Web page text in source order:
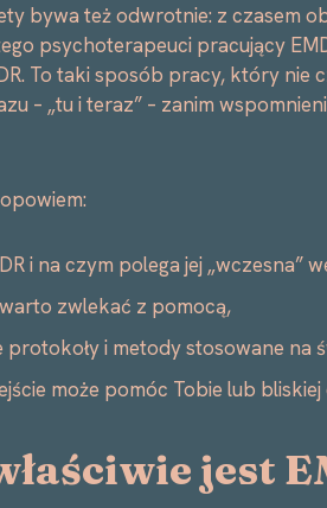
bywa też odwrotnie: z czasem
psychoterapeuci pracujący
To taki sposób pracy, który nie
– „tu i teraz” – zanim
i na czym polega jej „wczesna”
zwlekać z pomocą,
protokoły i metody stosowane na
może pomóc Tobie lub bliskiej
jest